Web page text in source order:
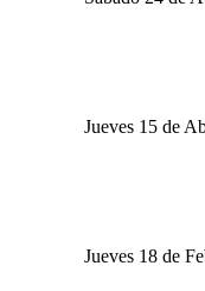
Jueves 15 de
Jueves 18 de